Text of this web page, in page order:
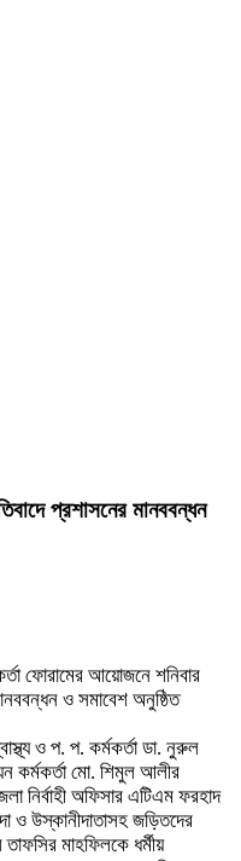
প্রশাসনের মানববন্ধন
ফোরামের আয়োজনে শনিবার
ও সমাবেশ অনুষ্ঠিত
ও প. প. কর্মকর্তা ডা. নুরুল
কর্মকর্তা মো. শিমুল আলীর
নির্বাহী অফিসার এটিএম ফরহাদ
ও উস্কানীদাতাসহ জড়িতদের
মাহফিলকে ধর্মীয়